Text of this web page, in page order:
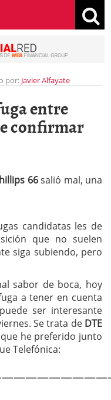
por: Javier Alfayate
entre
confirmar
66salió mal, una
candidatas les de
que no suelen
siga subiendo, pero
sabor de boca, hoy
a tener en cuenta
ser interesante
Se trata de DTE
he preferido junto
Telefónica: